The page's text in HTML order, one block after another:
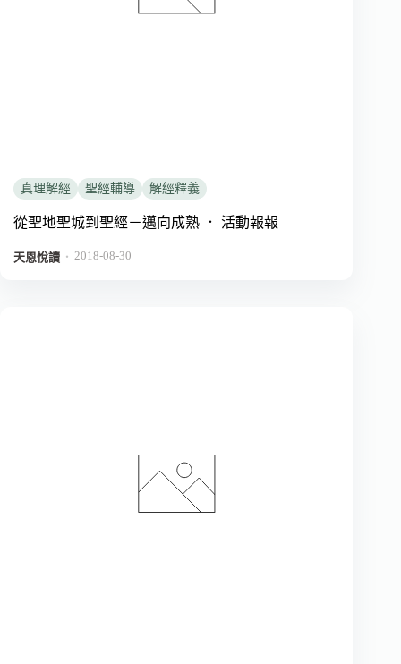
真理解經 聖經輔導 解經釋義
從聖地聖城到聖經－邁向成熟 ． 活動報報
天恩悅讀 ． 2018-08-30